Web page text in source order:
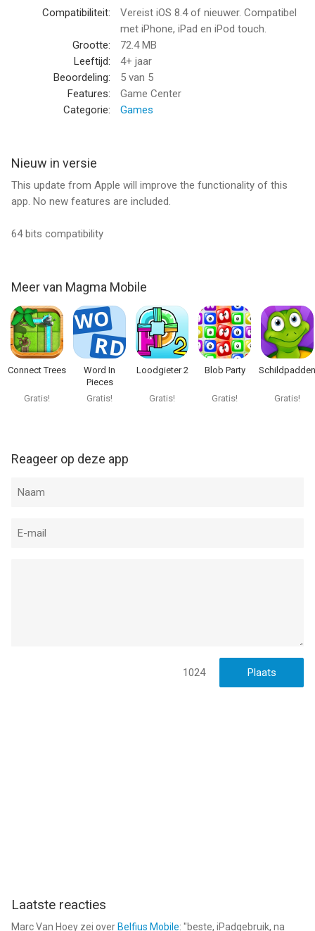
Informatie voor Bowling Westernis het laatst vergeleken op 9
Compatibiliteit:
Vereist iOS 8.4 of nieuwer. Compatibel
met iPhone, iPad en iPod touch.
Grootte:
72.4 MB
Leeftijd:
4+ jaar
Beoordeling:
5 van 5
Features:
Game Center
Categorie:
Games
Nieuw in versie
This update from Apple will improve the functionality of this
app. No new features are included.
64 bits compatibility
Meer van Magma Mobile
Connect Trees
Gratis!
Word In
Pieces
Gratis!
Loodgieter 2
Gratis!
Blob Party
Gratis!
Schildpadden
Gratis!
Reageer op deze app
1024
Laatste reacties
Marc Van Hoey zei over Belfius Mobile: "beste, iPadgebruik, na